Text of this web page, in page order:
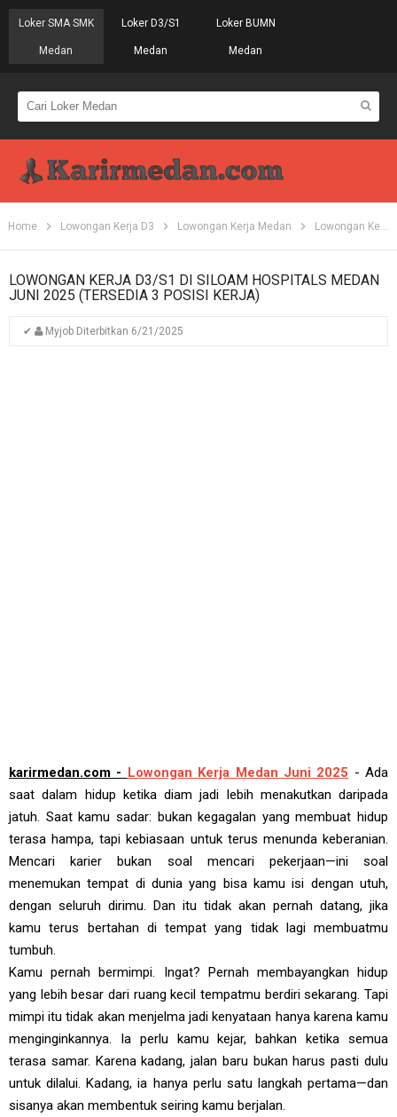
Loker SMA SMK
Medan
Loker D3/S1
Medan
Loker BUMN
Medan
Home Lowongan Kerja D3 Lowongan Kerja Medan Lowongan Kerja S1
LOWONGAN KERJA D3/S1 DI SILOAM HOSPITALS MEDAN
JUNI 2025 (TERSEDIA 3 POSISI KERJA)
✔ Myjob Diterbitkan 6/21/2025
karirmedan.com - Lowongan Kerja Medan Juni 2025 - Ada
saat dalam hidup ketika diam jadi lebih menakutkan daripada
jatuh. Saat kamu sadar: bukan kegagalan yang membuat hidup
terasa hampa, tapi kebiasaan untuk terus menunda keberanian.
Mencari karier bukan soal mencari pekerjaan—ini soal
menemukan tempat di dunia yang bisa kamu isi dengan utuh,
dengan seluruh dirimu. Dan itu tidak akan pernah datang, jika
kamu terus bertahan di tempat yang tidak lagi membuatmu
tumbuh.
Kamu pernah bermimpi. Ingat? Pernah membayangkan hidup
yang lebih besar dari ruang kecil tempatmu berdiri sekarang. Tapi
mimpi itu tidak akan menjelma jadi kenyataan hanya karena kamu
menginginkannya. Ia perlu kamu kejar, bahkan ketika semua
terasa samar. Karena kadang, jalan baru bukan harus pasti dulu
untuk dilalui. Kadang, ia hanya perlu satu langkah pertama—dan
sisanya akan membentuk seiring kamu berjalan.